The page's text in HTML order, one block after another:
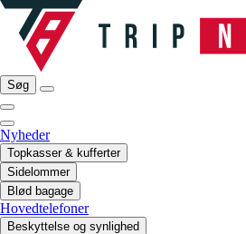
Søg
Nyheder
Topkasser & kufferter
Sidelommer
Blød bagage
Hovedtelefoner
Beskyttelse og synlighed